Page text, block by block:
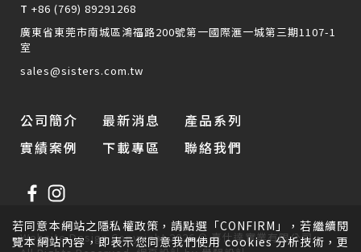
T +86 (769) 89291268
廣東省東莞市南城區鴻福路200號第一國際滙一城第三期1107-1
室
sales@sisters.com.tw
公司簡介 最新消息
產品系列
實績案例
下載專區 聯絡我們
Website DesignCopyright 2026 © 喜仕達實業有限公司
若同意本網站之隱私權政策，請點選「CONFIRM」，若繼續閱
覽本網站內容，即表示您同意我們使用 cookies 分析技術，更